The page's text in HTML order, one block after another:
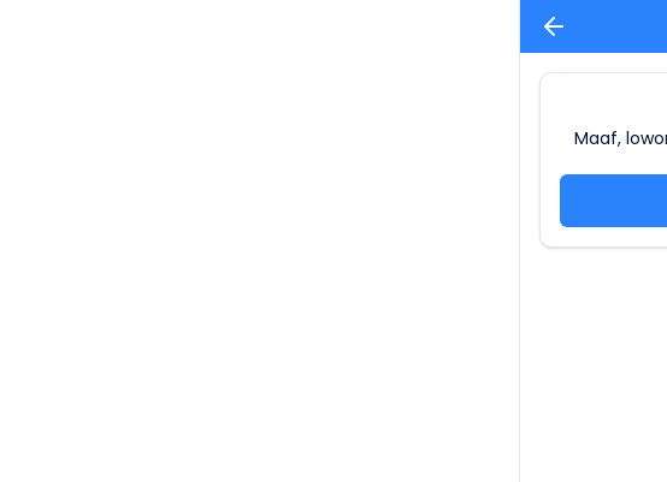
Maaf,